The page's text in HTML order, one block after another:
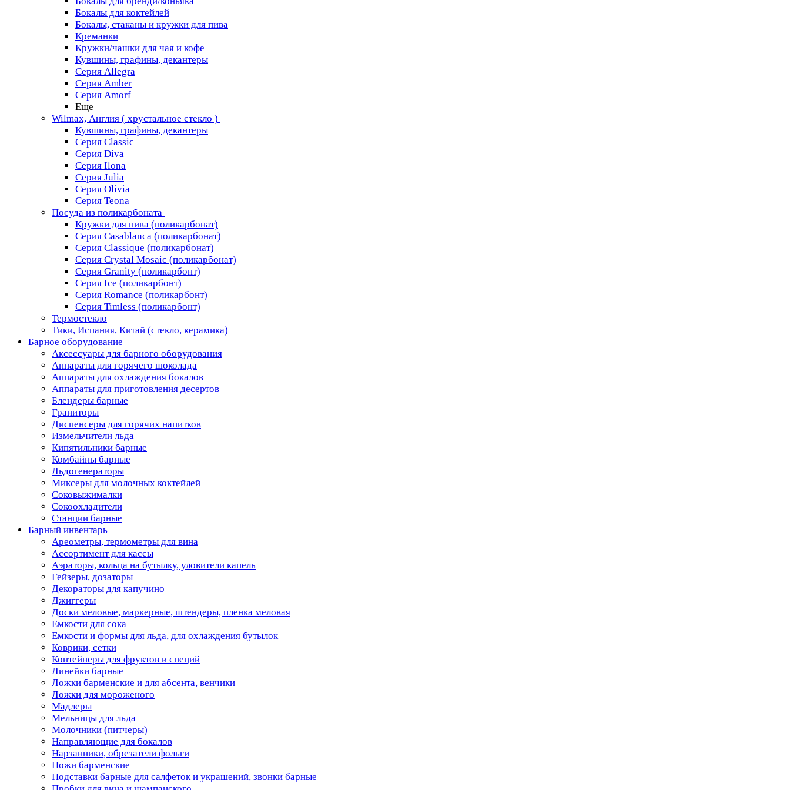
Бокалы для коктейлей
Бокалы, стаканы и кружки для пива
Креманки
Кружки/чашки для чая и кофе
Кувшины, графины, декантеры
Серия Allegra
Серия Amber
Серия Amorf
Еще
Wilmax, Англия ( хрустальное стекло )
Кувшины, графины, декантеры
Серия Classic
Серия Diva
Серия Ilona
Серия Julia
Серия Olivia
Серия Teona
Посуда из поликарбоната
Кружки для пива (поликарбонат)
Серия Casablanсa (поликарбонат)
Серия Classique (поликарбонат)
Серия Crystal Mosaic (поликарбонат)
Серия Granity (поликарбонт)
Серия Ice (поликарбонт)
Серия Romance (поликарбонт)
Серия Timless (поликарбонт)
Термостекло
Тики, Испания, Китай (стекло, керамика)
Барное оборудование
Аксессуары для барного оборудования
Аппараты для горячего шоколада
Аппараты для охлаждения бокалов
Аппараты для приготовления десертов
Блендеры барные
Граниторы
Диспенсеры для горячих напитков
Измельчители льда
Кипятильники барные
Комбайны барные
Льдогенераторы
Миксеры для молочных коктейлей
Соковыжималки
Сокоохладители
Станции барные
Барный инвентарь
Ареометры, термометры для вина
Ассортимент для кассы
Аэраторы, кольца на бутылку, уловители капель
Гейзеры, дозаторы
Декораторы для капучино
Джиггеры
Доски меловые, маркерные, штендеры, пленка меловая
Емкости для сока
Емкости и формы для льда, для охлаждения бутылок
Коврики, сетки
Контейнеры для фруктов и специй
Линейки барные
Ложки барменские и для абсента, венчики
Ложки для мороженого
Мадлеры
Мельницы для льда
Молочники (питчеры)
Направляющие для бокалов
Нарзанники, обрезатели фольги
Ножи барменские
Подставки барные для салфеток и украшений, звонки барные